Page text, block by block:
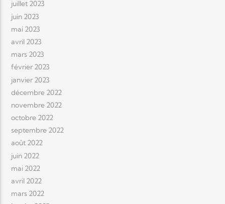
juillet 2023
juin 2023
mai 2023
avril 2023
mars 2023
février 2023
janvier 2023
décembre 2022
novembre 2022
octobre 2022
septembre 2022
août 2022
juin 2022
mai 2022
avril 2022
mars 2022